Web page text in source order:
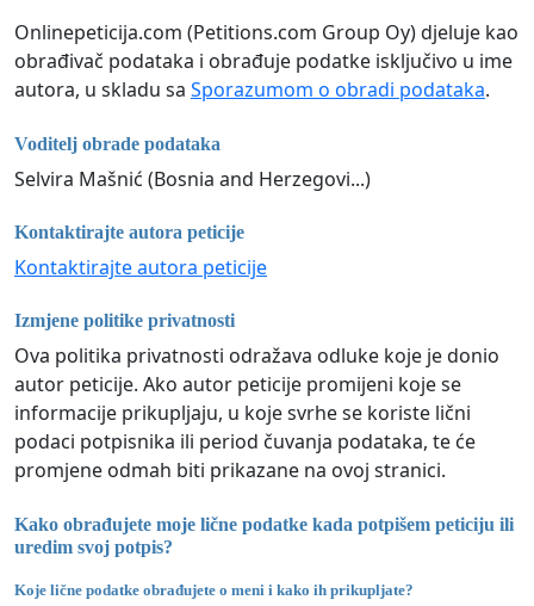
Onlinepeticija.com (Petitions.com Group Oy) djeluje kao
obrađivač podataka i obrađuje podatke isključivo u ime
autora, u skladu sa Sporazumom o obradi podataka.
Voditelj obrade podataka
Selvira Mašnić (Bosnia and Herzegovi...)
Kontaktirajte autora peticije
Kontaktirajte autora peticije
Izmjene politike privatnosti
Ova politika privatnosti odražava odluke koje je donio
autor peticije. Ako autor peticije promijeni koje se
informacije prikupljaju, u koje svrhe se koriste lični
podaci potpisnika ili period čuvanja podataka, te će
promjene odmah biti prikazane na ovoj stranici.
Kako obrađujete moje lične podatke kada potpišem peticiju ili
uredim svoj potpis?
Koje lične podatke obrađujete o meni i kako ih prikupljate?